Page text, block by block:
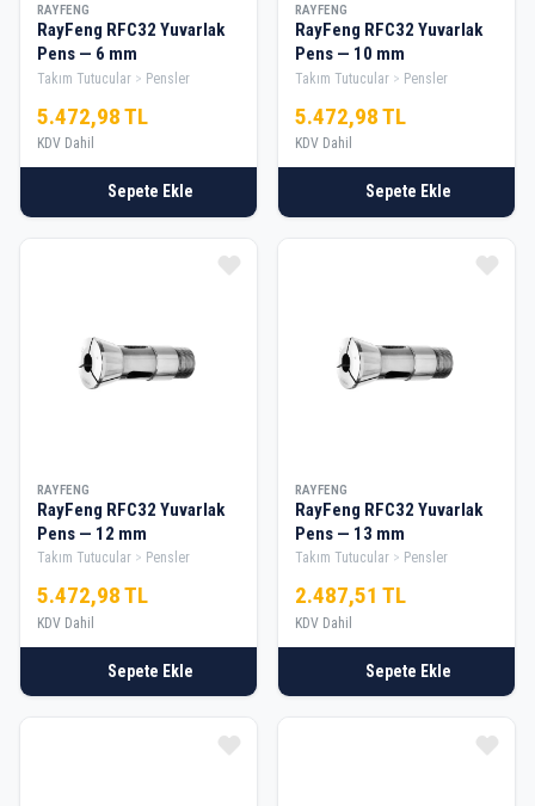
RAYFENG
RayFeng RFC32 Yuvarlak
Pens — 6 mm
Takım Tutucular Pensler
5.472,98 TL
KDV Dahil
Sepete Ekle
RAYFENG
RayFeng RFC32 Yuvarlak
Pens — 10 mm
Takım Tutucular Pensler
5.472,98 TL
KDV Dahil
Sepete Ekle
RAYFENG
RayFeng RFC32 Yuvarlak
Pens — 12 mm
Takım Tutucular Pensler
5.472,98 TL
KDV Dahil
Sepete Ekle
RAYFENG
RayFeng RFC32 Yuvarlak
Pens — 13 mm
Takım Tutucular Pensler
2.487,51 TL
KDV Dahil
Sepete Ekle